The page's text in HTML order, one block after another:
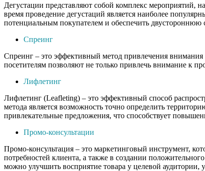
Дегустации представляют собой комплекс мероприятий,
время проведение дегустаций является наиболее
потенциальным покупателем и обеспечить
Спреинг
Спреинг – это эффективный метод привлечения
посетителям позволяют не только привлечь внимание к
Лифлетинг
Лифлетинг (Leafleting) – это эффективный способ
метода является возможность точно определить
привлекательные предложения, что способствует
Промо-консультации
Промо-консультация – это маркетинговый инструмент,
потребностей клиента, а также в создании
можно улучшить восприятие товара у целевой аудитории,